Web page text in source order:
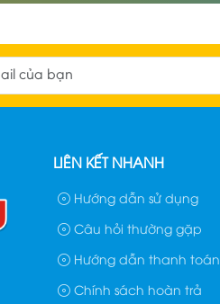
LIÊN KẾT NHANH
Hướng dẫn sử dụng
Câu hỏi thường gặp
Hướng dẫn thanh toán
Chính sách hoàn trả